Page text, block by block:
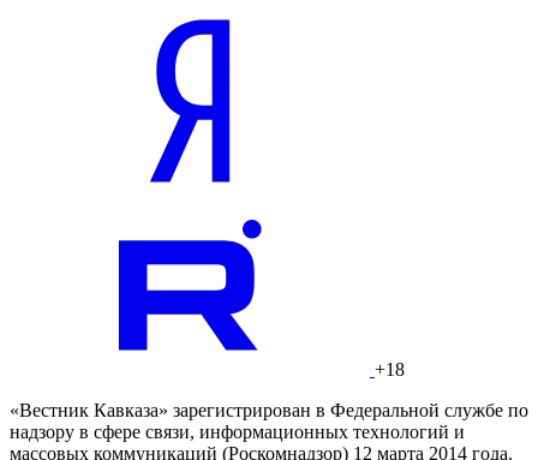
+18
«Вестник Кавказа» зарегистрирован в Федеральной службе по
надзору в сфере связи, информационных технологий и
массовых коммуникаций (Роскомнадзор) 12 марта 2014 года.